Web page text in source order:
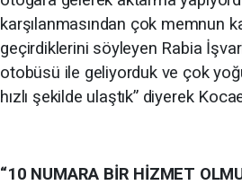
karşılanmasından çok memnun
geçirdiklerini söyleyen Rabia
otobüsü ile geliyorduk ve çok
hızlı şekilde ulaştık” diyerek
“10 NUMARA BİR HİZMET